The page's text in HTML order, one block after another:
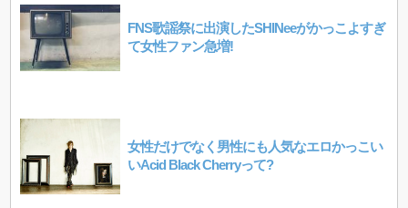
FNS歌謡祭に出演したSHINeeがかっこよすぎ
て女性ファン急増!
女性だけでなく男性にも人気なエロかっこい
いAcid Black Cherryって?